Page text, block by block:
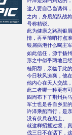
这人要自己当诱饵
之内，身后船队战
号称精锐。
此为健康之路副银
情，再至前哨打点
银屑病泡什么喝主
如此信任，源于扬
形之中似乎两地已
桂阳郡，亲临于此
今日秋风凉爽，他
他内心在天人交战
此二者哪一种更有
四周布下了荆州兵
军士也是各自乡里
许泽乘船而行，是
没有伏兵在船上。
就这样招摇过境，
伐三日不在话下，